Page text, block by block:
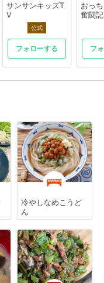
サンサンキッズT
V
公式
フォローする
おっ
奮闘記
フ
冷やしなめこうど
ん